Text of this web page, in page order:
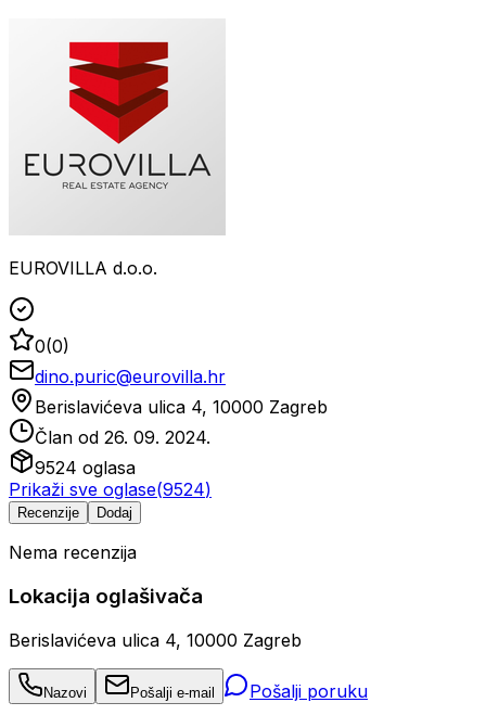
EUROVILLA d.o.o.
0(0)
dino.puric@eurovilla.hr
Berislavićeva ulica 4, 10000 Zagreb
Član od 26. 09. 2024.
9524 oglasa
Prikaži sve oglase(9524)
Recenzije Dodaj
Nema recenzija
Lokacija oglašivača
Berislavićeva ulica 4, 10000 Zagreb
Nazovi Pošalji e-mail Pošalji poruku